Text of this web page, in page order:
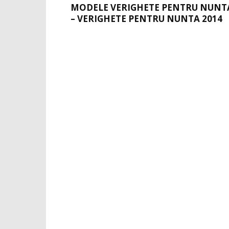
MODELE VERIGHETE PENTRU
– VERIGHETE PENTRU NUNTA 2014